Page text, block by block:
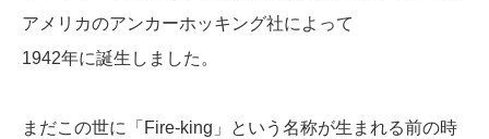
アメリカのアンカーホッキング社によって
1942年に誕生しました。
まだこの世に「Fire-king」という名称が生まれる前の時